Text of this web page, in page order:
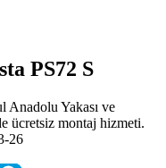
PS72 S
Anadolu Yakası ve
ücretsiz montaj hizmeti.
26